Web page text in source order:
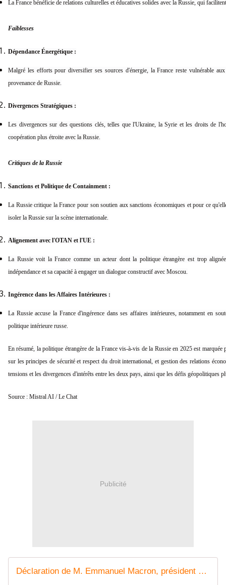
La France bénéficie de relations culturelles et éducatives solides avec la Russie, qui
Faiblesses
Dépendance Énergétique :
Malgré les efforts pour diversifier ses sources d'énergie, la France reste vulnérable
provenance de Russie.
Divergences Stratégiques :
Les divergences sur des questions clés, telles que l'Ukraine, la Syrie et les droits de
coopération plus étroite avec la Russie.
Critiques de la Russie
Sanctions et Politique de Containment :
La Russie critique la France pour son soutien aux sanctions économiques et pour ce
isoler la Russie sur la scène internationale.
Alignement avec l'OTAN et l'UE :
La Russie voit la France comme un acteur dont la politique étrangère est trop
indépendance et sa capacité à engager un dialogue constructif avec Moscou.
Ingérence dans les Affaires Intérieures :
La Russie accuse la France d'ingérence dans ses affaires intérieures, notamment en
politique intérieure russe.
En résumé, la politique étrangère de la France vis-à-vis de la Russie en 2025 est
sur les principes de sécurité et respect du droit international, et gestion des relations
tensions et les divergences d'intérêts entre les deux pays, ainsi que les défis géopolitiques
Source : Mistral AI / Le Chat
Publicité
Déclaration de M. Emmanuel Macron, président de la République, sur les défis et priorités de la politique étrangère de la France, à Paris le 1er septembre 2022 - Regards citoyens